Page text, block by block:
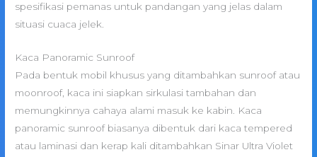
spesifikasi pemanas untuk pandangan yang jelas dalam
situasi cuaca jelek.
Kaca Panoramic Sunroof
Pada bentuk mobil khusus yang ditambahkan sunroof atau
moonroof, kaca ini siapkan sirkulasi tambahan dan
memungkinnya cahaya alami masuk ke kabin. Kaca
panoramic sunroof biasanya dibentuk dari kaca tempered
atau laminasi dan kerap kali ditambahkan Sinar Ultra Violet